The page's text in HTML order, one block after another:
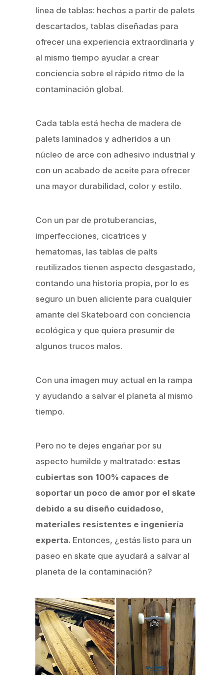
línea de tablas: hechos a partir de palets
descartados, tablas diseñadas para
ofrecer una experiencia extraordinaria y
al mismo tiempo ayudar a crear
conciencia sobre el rápido ritmo de la
contaminación global.
Cada tabla está hecha de madera de
palets laminados y adheridos a un
núcleo de arce con adhesivo industrial y
con un acabado de aceite para ofrecer
una mayor durabilidad, color y estilo.
Con un par de protuberancias,
imperfecciones, cicatrices y
hematomas, las tablas de palts
reutilizados tienen aspecto desgastado,
contando una historia propia, por lo es
seguro un buen aliciente para cualquier
amante del Skateboard con conciencia
ecológica y que quiera presumir de
algunos trucos malos.
Con una imagen muy actual en la rampa
y ayudando a salvar el planeta al mismo
tiempo.
Pero no te dejes engañar por su
aspecto humilde y maltratado: estas
cubiertas son 100% capaces de
soportar un poco de amor por el skate
debido a su diseño cuidadoso,
materiales resistentes e ingeniería
experta. Entonces, ¿estás listo para un
paseo en skate que ayudará a salvar al
planeta de la contaminación?